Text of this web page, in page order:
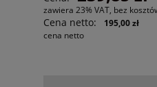
zawiera 23% VAT, bez
Cena netto:
195,00 zł
cena netto